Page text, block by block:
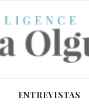
ENTREVISTAS